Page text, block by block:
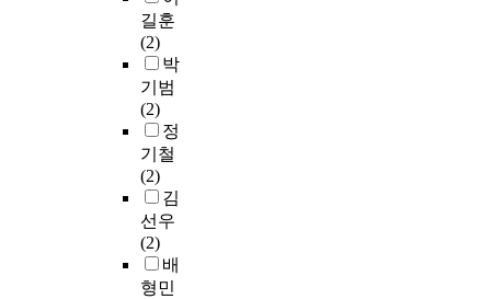
길훈
(2)
박
기범
(2)
정
기철
(2)
김
선우
(2)
배
형민